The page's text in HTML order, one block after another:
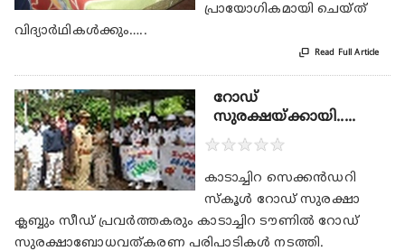
പ്രായോഗികമായി ചെയ്ത്
വിദ്യാര്‍ഥികള്‍ക്കും…..
 Read Full Article
റോഡ്‌
സുരക്ഷയ്ക്കായി.....
★★★★★
കാടാച്ചിറ സെക്കൻഡറി
സ്കൂൾ റോഡ്‌ സുരക്ഷാ
ക്ലബ്ബും സീഡ്‌ പ്രവർത്തകരും കാടാച്ചിറ ടൗണിൽ റോഡ്‌
സുരക്ഷാബോധവത്‌കരണ പരിപാടികൾ നടത്തി.